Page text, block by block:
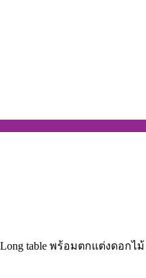
table พร้อมตกแต่งดอก